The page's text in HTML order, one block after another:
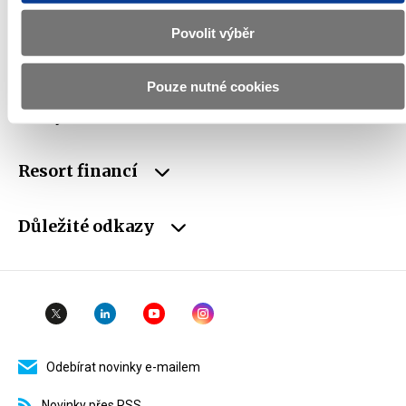
Povolit výběr
Pouze nutné cookies
schránky
Weby ministerstva
Resort financí
Důležité odkazy
Odebírat novinky e-mailem